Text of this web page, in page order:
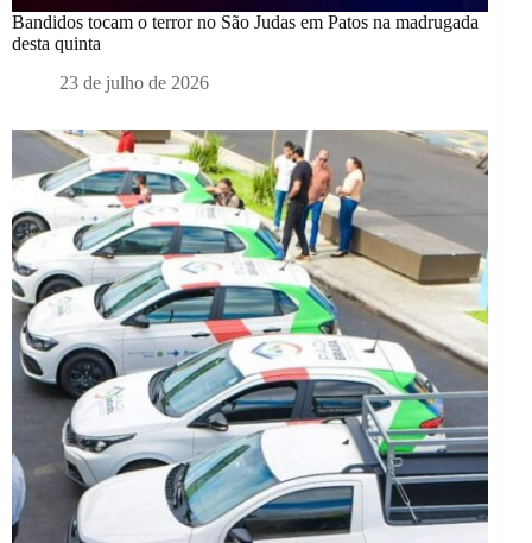
Bandidos tocam o terror no São Judas em Patos na madrugada
desta quinta
23 de julho de 2026